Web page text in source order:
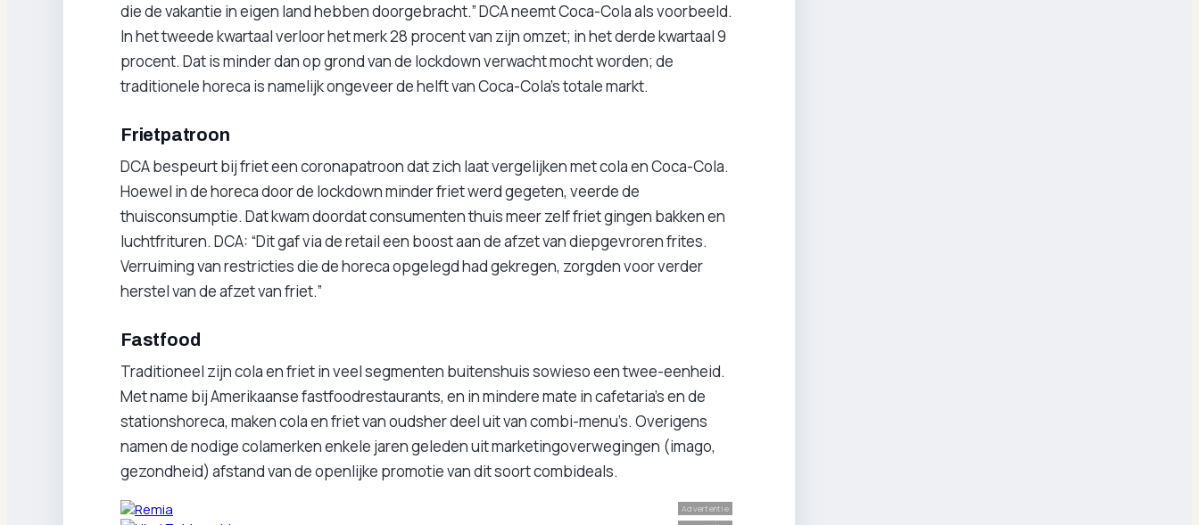
die de vakantie in eigen land hebben doorgebracht.” DCA neemt Coca-Cola als voorbeeld.
In het tweede kwartaal verloor het merk 28 procent van zijn omzet; in het derde kwartaal 9
procent. Dat is minder dan op grond van de lockdown verwacht mocht worden; de
traditionele horeca is namelijk ongeveer de helft van Coca-Cola’s totale markt.
Frietpatroon
DCA bespeurt bij friet een coronapatroon dat zich laat vergelijken met cola en Coca-Cola.
Hoewel in de horeca door de lockdown minder friet werd gegeten, veerde de
thuisconsumptie. Dat kwam doordat consumenten thuis meer zelf friet gingen bakken en
luchtfrituren. DCA: “Dit gaf via de retail een boost aan de afzet van diepgevroren frites.
Verruiming van restricties die de horeca opgelegd had gekregen, zorgden voor verder
herstel van de afzet van friet.”
Fastfood
Traditioneel zijn cola en friet in veel segmenten buitenshuis sowieso een twee-eenheid.
Met name bij Amerikaanse fastfoodrestaurants, en in mindere mate in cafetaria’s en de
stationshoreca, maken cola en friet van oudsher deel uit van combi-menu’s. Overigens
namen de nodige colamerken enkele jaren geleden uit marketingoverwegingen (imago,
gezondheid) afstand van de openlijke promotie van dit soort combideals.
Advertentie